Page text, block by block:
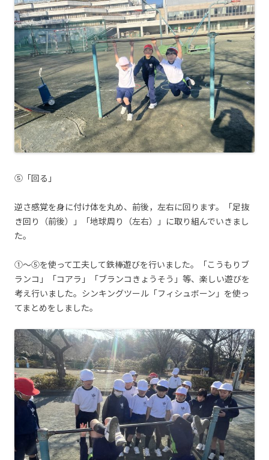
⑤「回る」
逆さ感覚を身に付け体を丸め、前後，左右に回ります。「足抜
き回り（前後）」「地球周り（左右）」に取り組んでいきまし
た。
①～⑤を使って工夫して鉄棒遊びを行いました。「こうもりブ
ランコ」「コアラ」「ブランコきょうそう」等、楽しい遊びを
考え行いました。シンキングツール「フィシュボーン」を使っ
てまとめをしました。